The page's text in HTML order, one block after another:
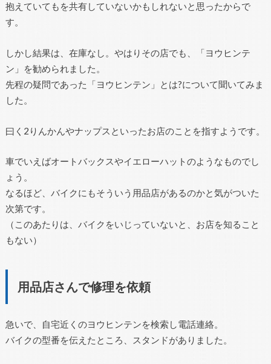
抱えていてもを共有していないかもしれないと思ったからで
す。
しかし結果は、在庫なし。やはりその店でも、「ヨウヒンテ
ン」を勧められました。
先程の疑問であった「ヨウヒンテン」とは?について聞いてみま
した。
曰く2りんかんやナップスといったお店のことを指すようです。
車でいえばオートバックスやイエローハットのようなものでし
ょう。
なるほど、バイクにもそういう用品店があるのかと気がついた
次第です。
（このあたりは、バイクをいじっていないと、お店を知ること
もない）
用品店さんで修理を依頼
急いで、自宅近くのヨウヒンテンを検索し電話連絡。
バイクの型番を伝えたところ、スタンドがありました。